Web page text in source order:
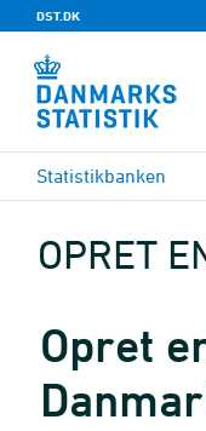
DST.DK
Statistikbanken
OPRET
Opret